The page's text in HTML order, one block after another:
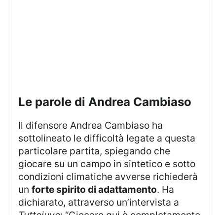
le parole di Andrea Cambiaso
Il difensore Andrea Cambiaso ha
sottolineato le difficoltà legate a questa
particolare partita, spiegando che
giocare su un campo in sintetico e sotto
condizioni climatiche avverse richiederà
unforte spirito di adattamento. Ha
dichiarato, attraverso un’intervista a